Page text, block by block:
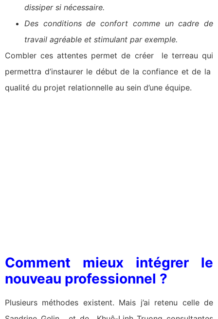
dissiper si nécessaire.
Des conditions de confort comme un cadre de
travail agréable et stimulant par exemple.
Combler ces attentes permet de créer le terreau qui
permettra d’instaurer le début de la confiance et de la
qualité du projet relationnelle au sein d’une équipe.
Comment mieux intégrer le
nouveau professionnel ?
Plusieurs méthodes existent. Mais j’ai retenu celle de